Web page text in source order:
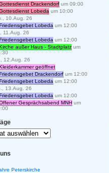
Drackendorf um 09:00
Lobeda um 10:00
10.Aug. 26
Lobeda um 12:00
11.Aug. 26
Lobeda um 12:00
außer Haus - Stadtplatz um
12.Aug. 26
geöffnet
Drackendorf um 12:00
Lobeda um 12:00
13.Aug. 26
Lobeda um 12:00
Gesprächsabend MNH um
Peterskirche